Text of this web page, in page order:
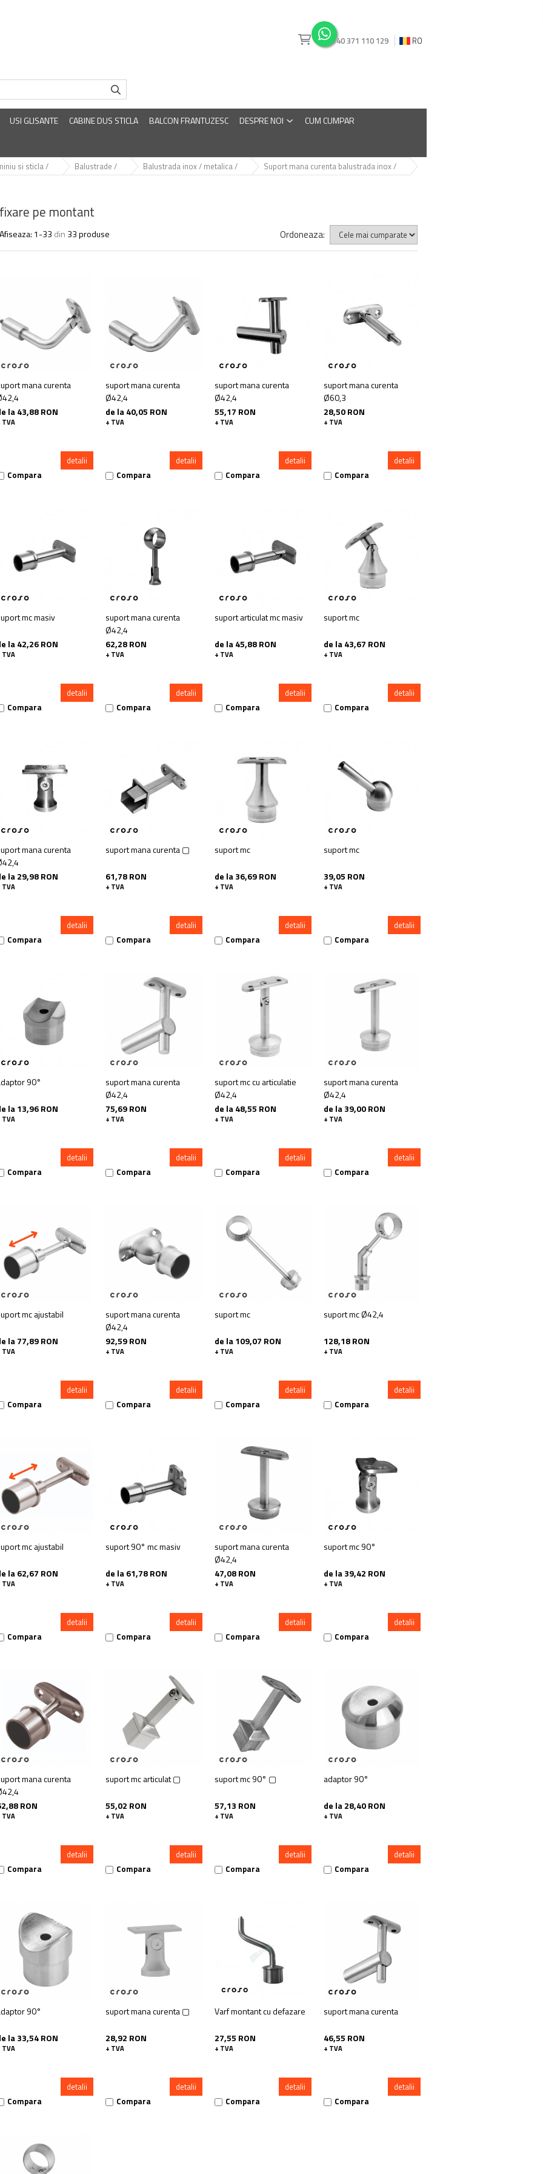
+40 371 110 129 RO
USI GLISANTE CABINE DUS STICLA BALCON FRANTUZESC DESPRE NOI CUM CUMPAR
si sticla / Balustrade / Balustrada inox / metalica / Suport mana curenta balustrada inox /
fixare pe montant
Afiseaza: 1-33 din 33produse Ordoneaza:
mana curenta
la 43,88 RON
TVA
detalii
Compara
suport mana curenta
Ø42,4
de la 40,05 RON
+ TVA
detalii
Compara
suport mana curenta
Ø42,4
55,17 RON
+ TVA
detalii
Compara
suport mana curenta
Ø60,3
28,50 RON
+ TVA
detalii
Compara
mc masiv
la 42,26 RON
TVA
detalii
Compara
suport mana curenta
Ø42,4
62,28 RON
+ TVA
detalii
Compara
suport articulat mc masiv
de la 45,88 RON
+ TVA
detalii
Compara
suport mc
de la 43,67 RON
+ TVA
detalii
Compara
mana curenta
la 29,98 RON
TVA
detalii
Compara
suport mana curenta ▢
61,78 RON
+ TVA
detalii
Compara
suport mc
de la 36,69 RON
+ TVA
detalii
Compara
suport mc
39,05 RON
+ TVA
detalii
Compara
90°
la 13,96 RON
TVA
detalii
Compara
suport mana curenta
Ø42,4
75,69 RON
+ TVA
detalii
Compara
suport mc cu articulatie
Ø42,4
de la 48,55 RON
+ TVA
detalii
Compara
suport mana curenta
Ø42,4
de la 39,00 RON
+ TVA
detalii
Compara
mc ajustabil
la 77,89 RON
TVA
detalii
Compara
suport mana curenta
Ø42,4
92,59 RON
+ TVA
detalii
Compara
suport mc
de la 109,07 RON
+ TVA
detalii
Compara
suport mc Ø42,4
128,18 RON
+ TVA
detalii
Compara
mc ajustabil
la 62,67 RON
TVA
detalii
Compara
suport 90° mc masiv
de la 61,78 RON
+ TVA
detalii
Compara
suport mana curenta
Ø42,4
47,08 RON
+ TVA
detalii
Compara
suport mc 90°
de la 39,42 RON
+ TVA
detalii
Compara
mana curenta
RON
TVA
detalii
Compara
suport mc articulat ▢
55,02 RON
+ TVA
detalii
Compara
suport mc 90° ▢
57,13 RON
+ TVA
detalii
Compara
adaptor 90°
de la 28,40 RON
+ TVA
detalii
Compara
90°
la 33,54 RON
TVA
detalii
Compara
suport mana curenta ▢
28,92 RON
+ TVA
detalii
Compara
Varf montant cu defazare
27,55 RON
+ TVA
detalii
Compara
suport mana curenta
46,55 RON
+ TVA
detalii
Compara